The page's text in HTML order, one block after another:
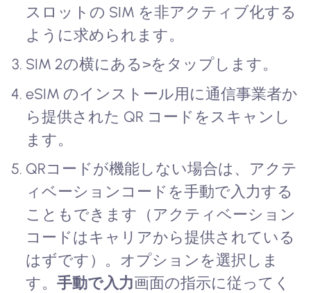
スロットの SIM を非アクティブ化する
ように求められます。
SIM 2の横にある>をタップします。
eSIM のインストール用に通信事業者か
ら提供された QR コードをスキャンし
ます。
QRコードが機能しない場合は、アクテ
ィベーションコードを手動で入力する
こともできます（アクティベーション
コードはキャリアから提供されている
はずです）。オプションを選択しま
す。手動で入力画面の指示に従ってく